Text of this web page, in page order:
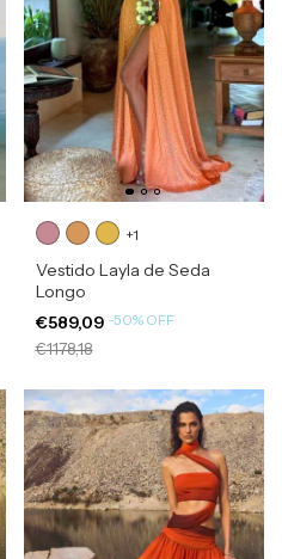
+1
Vestido Layla de Seda
Longo
€589,09 -50% OFF
€1178,18